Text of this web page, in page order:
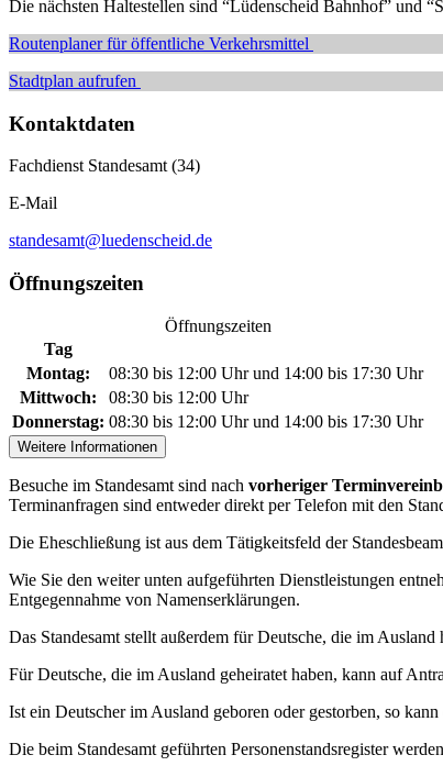
Die nächsten Haltestellen sind “Lüdenscheid Bahnhof” und
Routenplaner für öffentliche Verkehrsmittel
Stadtplan aufrufen
Kontaktdaten
Fachdienst Standesamt (34)
E-Mail
standesamt@luedenscheid.de
Öffnungszeiten
Öffnungszeiten
Tag
Montag:
08:30 bis 12:00 Uhr und 14:00 bis 17:30 Uhr
Mittwoch:
08:30 bis 12:00 Uhr
Donnerstag: 08:30 bis 12:00 Uhr und 14:00 bis 17:30 Uhr
Weitere Informationen
Besuche im Standesamt sind nach vorheriger
Terminanfragen sind entweder direkt per Telefon mit den
Die Eheschließung ist aus dem Tätigkeitsfeld der
Wie Sie den weiter unten aufgeführten Dienstleistungen
Entgegennahme von Namenserklärungen.
Das Standesamt stellt außerdem für Deutsche, die im
Für Deutsche, die im Ausland geheiratet haben, kann auf
Ist ein Deutscher im Ausland geboren oder gestorben, so
Die beim Standesamt geführten Personenstandsregister